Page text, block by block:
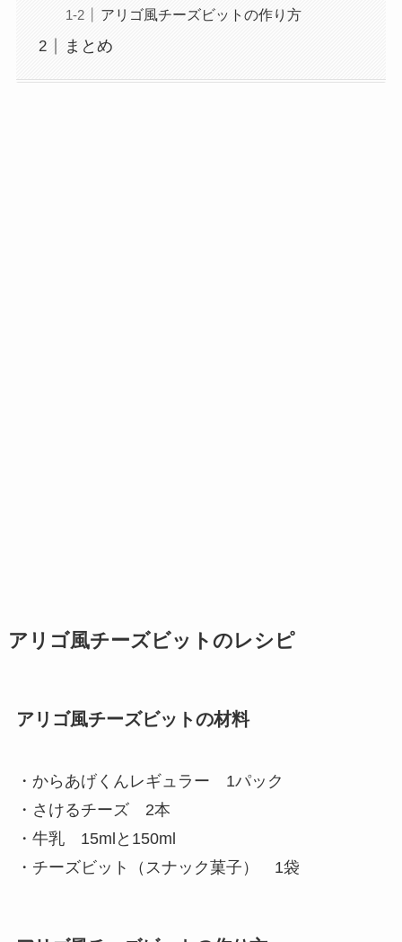
アリゴ風チーズビットの作り方
まとめ
アリゴ風チーズビットのレシピ
アリゴ風チーズビットの材料
・からあげくんレギュラー 1パック
・さけるチーズ 2本
・牛乳 15mlと150ml
・チーズビット（スナック菓子） 1袋